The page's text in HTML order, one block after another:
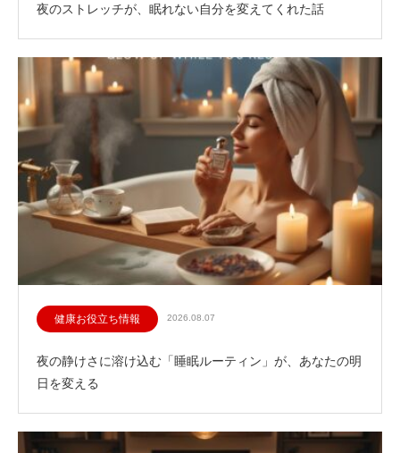
夜のストレッチが、眠れない自分を変えてくれた話
健康お役立ち情報 2026.08.07
夜の静けさに溶け込む「睡眠ルーティン」が、あなたの明
日を変える